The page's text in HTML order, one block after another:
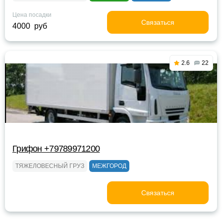
Цена посадки
4000 руб Связаться
2.6 22
Грифон +79789971200
ТЯЖЕЛОВЕСНЫЙ ГРУЗ МЕЖГОРОД
Связаться